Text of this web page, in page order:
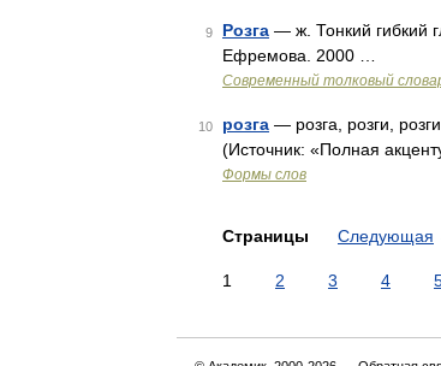
9 Розга — ж. Тонкий гибкий
Ефремова. 2000 …
Современный толковый
10 розга — розга, розги,
(Источник: «Полная
Формы слов
Страницы Следующая
1 2 3 4